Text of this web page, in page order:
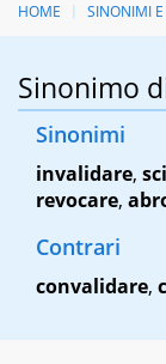
HOME SINONIMI
Sinonimo
Sinonimi
invalidare,
revocare,
Contrari
convalidare,